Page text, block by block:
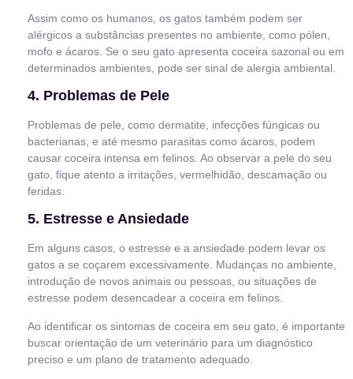
Assim como os humanos, os gatos também podem ser
alérgicos a substâncias presentes no ambiente, como pólen,
mofo e ácaros. Se o seu gato apresenta coceira sazonal ou em
determinados ambientes, pode ser sinal de alergia ambiental.
4. Problemas de Pele
Problemas de pele, como dermatite, infecções fúngicas ou
bacterianas, e até mesmo parasitas como ácaros, podem
causar coceira intensa em felinos. Ao observar a pele do seu
gato, fique atento a irritações, vermelhidão, descamação ou
feridas.
5. Estresse e Ansiedade
Em alguns casos, o estresse e a ansiedade podem levar os
gatos a se coçarem excessivamente. Mudanças no ambiente,
introdução de novos animais ou pessoas, ou situações de
estresse podem desencadear a coceira em felinos.
Ao identificar os sintomas de coceira em seu gato, é importante
buscar orientação de um veterinário para um diagnóstico
preciso e um plano de tratamento adequado.